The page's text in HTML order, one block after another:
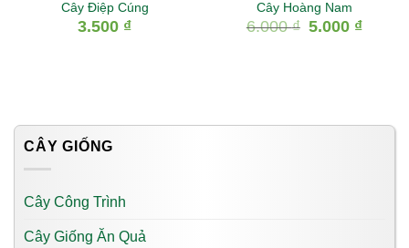
CÂY GIỐNG
Cây Công Trình
Cây Giống Ăn Quả
Cây Điệp Cúng
3.500 ₫
Cây Hoàng Nam
6.000₫
Giá
gốc
5.000 ₫Giá